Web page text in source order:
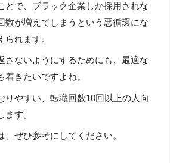
とで、ブラック企業しか採用されな
数が増えてしまうという悪循環にな
られます。
さないようにするためにも、最適な
きたいですよね。
りやすい、転職回数10回以上の人向
ます。
、ぜひ参考にしてください。